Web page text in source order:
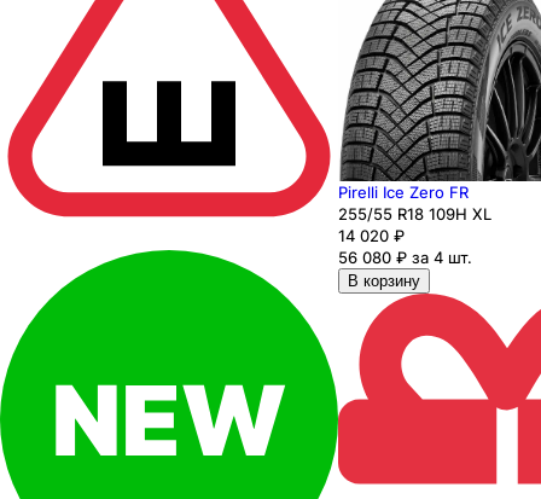
Pirelli Ice Zero FR
255/55 R18 109H XL
14 020 ₽
56 080 ₽ за 4 шт.
В корзину